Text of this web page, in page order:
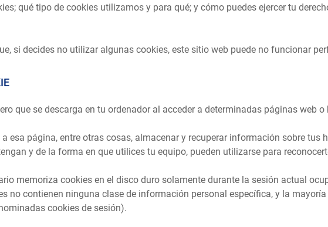
qué tipo de cookies utilizamos y para qué; y cómo puedes ejercer tu
si decides no utilizar algunas cookies, este sitio web puede no funcionar
que se descarga en tu ordenador al acceder a determinadas páginas web o
esa página, entre otras cosas, almacenar y recuperar información sobre tus
y de la forma en que utilices tu equipo, pueden utilizarse para
memoriza cookies en el disco duro solamente durante la sesión actual
no contienen ninguna clase de información personal específica, y la
cookies de sesión).